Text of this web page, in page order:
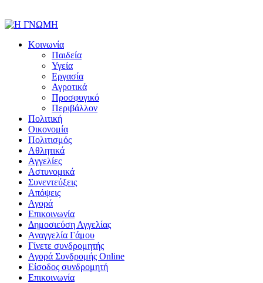
Κοινωνία
Παιδεία
Υγεία
Εργασία
Αγροτικά
Προσφυγικό
Περιβάλλον
Πολιτική
Οικονομία
Πολιτισμός
Αθλητικά
Αγγελίες
Αστυνομικά
Συνεντεύξεις
Απόψεις
Αγορά
Επικοινωνία
Δημοσιεύση Αγγελίας
Αναγγελία Γάμου
Γίνετε συνδρομητής
Αγορά Συνδρομής Online
Είσοδος συνδρομητή
Επικοινωνία